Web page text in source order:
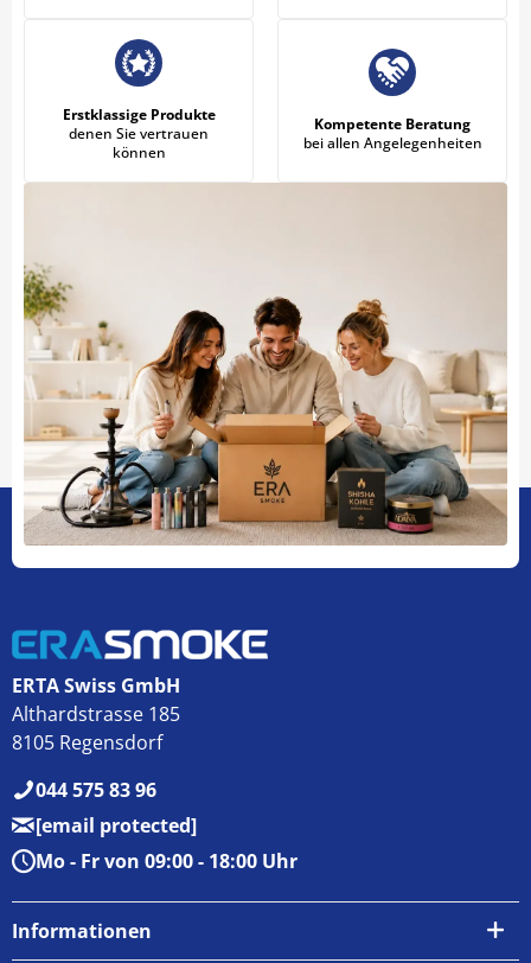
Erstklassige Produkte
denen Sie vertrauen
können
Kompetente Beratung
bei allen Angelegenheiten
ERTA Swiss GmbH
Althardstrasse 185
8105 Regensdorf
044 575 83 96
[email protected]
Mo - Fr von 09:00 - 18:00 Uhr
Informationen